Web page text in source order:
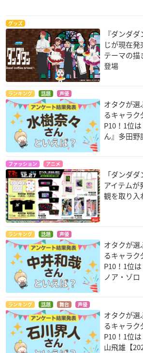
グッズ
『ダンダ
じが現在
テーマの描
登場
ランキング 話題 声優
オタクが選
るキャラク
P10！1位
ん』多田野
ファッション アニメ
「ダンダ
アイテムが
観を取り
ランキング 話題 声優
オタクが選
るキャラク
P10！1位
ノア・ゾロ
ランキング 話題 舞台 声優
オタクが選
るキャラク
P10！1位
山飛雄【